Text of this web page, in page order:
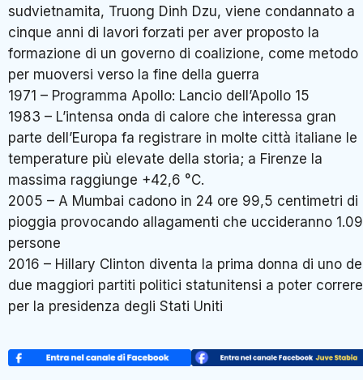
sudvietnamita, Truong Dinh Dzu, viene condannato a
cinque anni di lavori forzati per aver proposto la
formazione di un governo di coalizione, come metodo
per muoversi verso la fine della guerra
1971 – Programma Apollo: Lancio dell’Apollo 15
1983 – L’intensa onda di calore che interessa gran
parte dell’Europa fa registrare in molte città italiane le
temperature più elevate della storia; a Firenze la
massima raggiunge +42,6 °C.
2005 – A Mumbai cadono in 24 ore 99,5 centimetri di
pioggia provocando allagamenti che uccideranno
persone
2016 – Hillary Clinton diventa la prima donna di uno
due maggiori partiti politici statunitensi a poter correre
per la presidenza degli Stati Uniti